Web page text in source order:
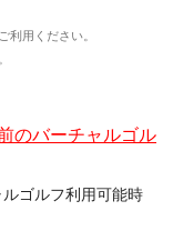
利用ください。
のバーチャルゴル
ゴルフ利用可能時